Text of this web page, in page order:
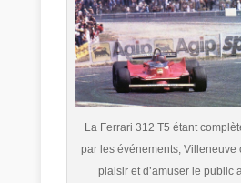
La Ferrari 312 T5 étant
par les événements, Villeneuve
plaisir et d’amuser le public